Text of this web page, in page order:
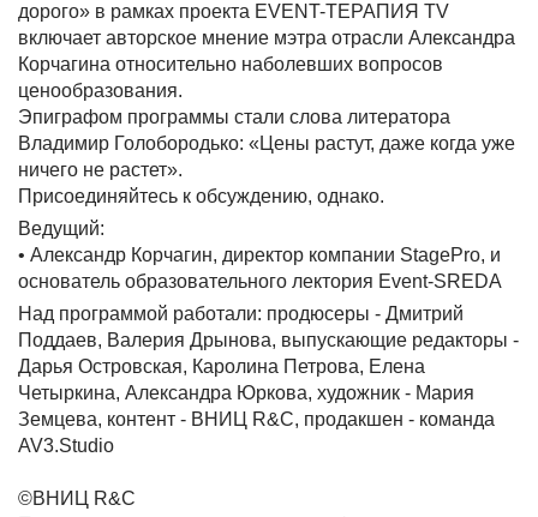
дорого» в рамках проекта EVENT-ТЕРАПИЯ TV
включает авторское мнение мэтра отрасли Александра
Корчагина относительно наболевших вопросов
ценообразования.
Эпиграфом программы стали слова литератора
Владимир Голобородько: «Цены растут, даже когда уже
ничего не растет».
Присоединяйтесь к обсуждению, однако.
Ведущий:
• Александр Корчагин, директор компании StagePro, и
основатель образовательного лектория Event-SREDA
Над программой работали: продюсеры - Дмитрий
Поддаев, Валерия Дрынова, выпускающие редакторы -
Дарья Островская, Каролина Петрова, Елена
Четыркина, Александра Юркова, художник - Мария
Земцева, контент - ВНИЦ R&C, продакшен - команда
AV3.Studio
©ВНИЦ R&C